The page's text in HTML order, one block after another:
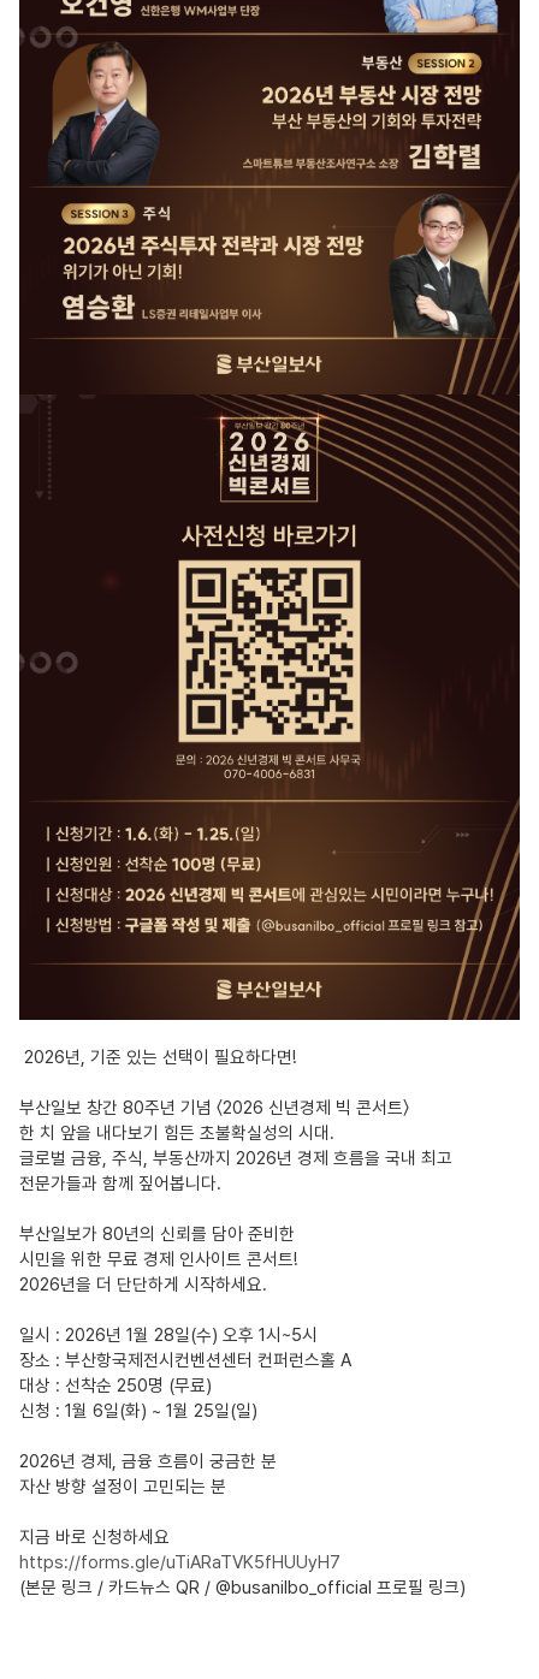
2026년, 기준 있는 선택이 필요하다면!
부산일보 창간 80주년 기념 〈2026 신년경제 빅 콘서트〉
한 치 앞을 내다보기 힘든 초불확실성의 시대.
글로벌 금융, 주식, 부동산까지 2026년 경제 흐름을 국내 최고
전문가들과 함께 짚어봅니다.
부산일보가 80년의 신뢰를 담아 준비한
시민을 위한 무료 경제 인사이트 콘서트!
2026년을 더 단단하게 시작하세요.
일시 : 2026년 1월 28일(수) 오후 1시~5시
장소 : 부산항국제전시컨벤션센터 컨퍼런스홀 A
대상 : 선착순 250명 (무료)
신청 : 1월 6일(화) ~ 1월 25일(일)
2026년 경제, 금융 흐름이 궁금한 분
자산 방향 설정이 고민되는 분
지금 바로 신청하세요
https://forms.gle/uTiARaTVK5fHUUyH7
(본문 링크 / 카드뉴스 QR / @busanilbo_official 프로필 링크)